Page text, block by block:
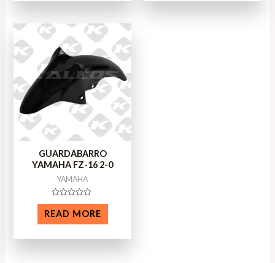
GUARDABARRO
YAMAHA FZ-16 2-0
YAMAHA
Rated
0
out
of
READ MORE